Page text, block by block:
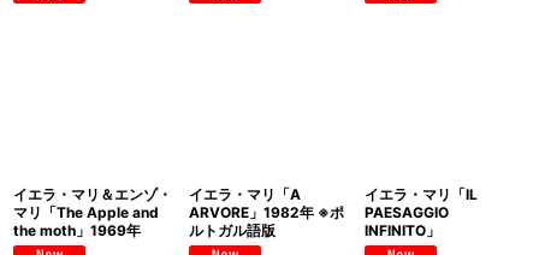
イエラ・マリ＆エンゾ・
マリ「The Apple and
the moth」1969年
イエラ・マリ「A
ARVORE」1982年 ※ポ
ルトガル語版
イエラ・マリ「IL
PAESAGGIO
INFINITO」